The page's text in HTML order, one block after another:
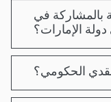
بالمشاركة في
الإمارات؟
الحكومي؟